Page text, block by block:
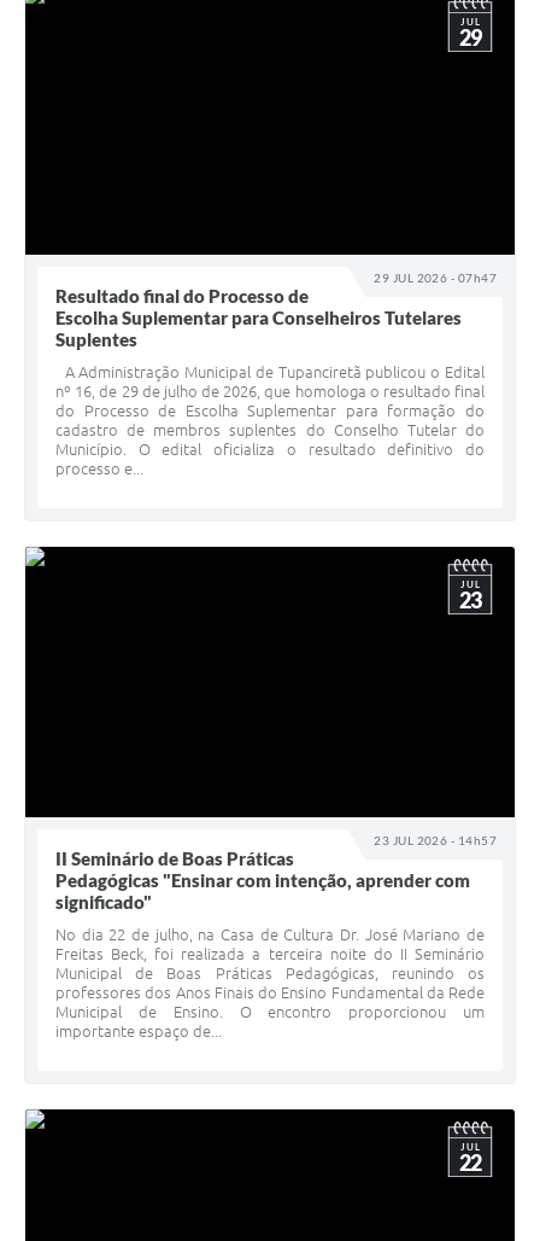
29 JUL 2026 - 07h47
JUL
29
Resultado final do Processo de
Escolha Suplementar para Conselheiros Tutelares
Suplentes
A Administração Municipal de Tupanciretã publicou o Edital
nº 16, de 29 de julho de 2026, que homologa o resultado final
do Processo de Escolha Suplementar para formação do
cadastro de membros suplentes do Conselho Tutelar do
Município. O edital oficializa o resultado definitivo do
processo e...
23 JUL 2026 - 14h57
JUL
23
II Seminário de Boas Práticas
Pedagógicas "Ensinar com intenção, aprender com
significado"
No dia 22 de julho, na Casa de Cultura Dr. José Mariano de
Freitas Beck, foi realizada a terceira noite do II Seminário
Municipal de Boas Práticas Pedagógicas, reunindo os
professores dos Anos Finais do Ensino Fundamental da Rede
Municipal de Ensino. O encontro proporcionou um
importante espaço de...
JUL
22